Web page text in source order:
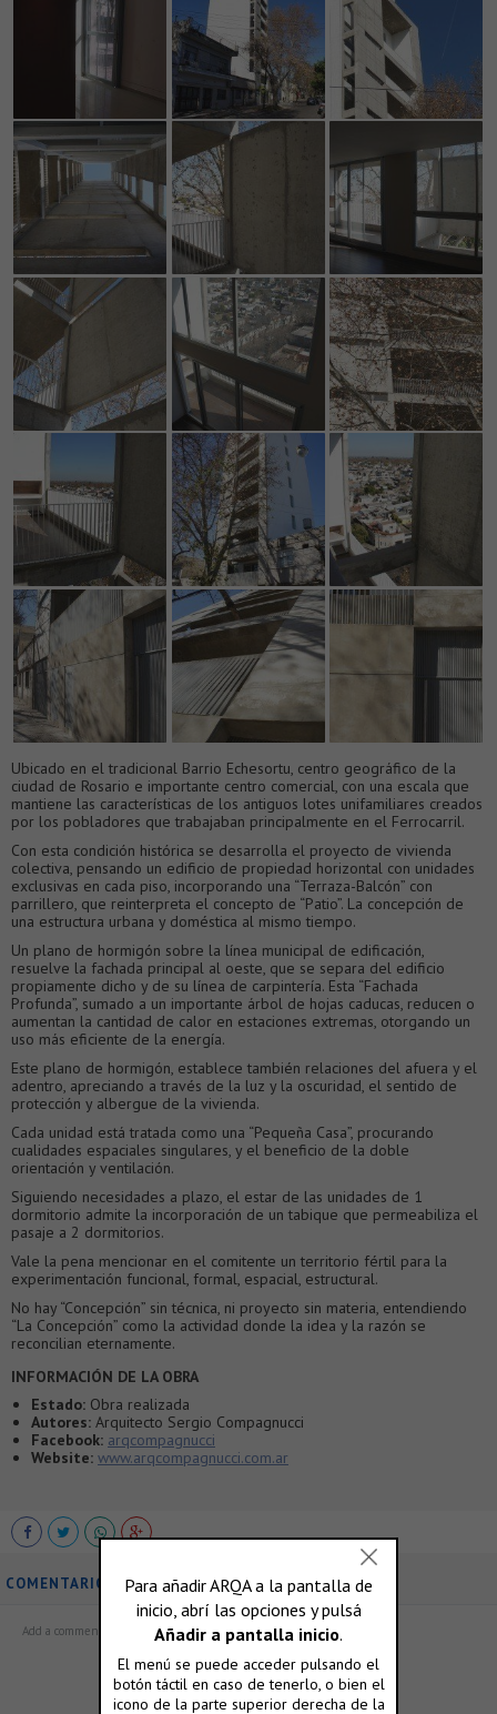
Ubicado en el tradicional Barrio Echesortu, centro geográfico de la
ciudad de Rosario e importante centro comercial, con una escala que
mantiene las características de los antiguos lotes unifamiliares creados
por los pobladores que trabajaban principalmente en el Ferrocarril.
Con esta condición histórica se desarrolla el proyecto de vivienda
colectiva, pensando un edificio de propiedad horizontal con unidades
exclusivas en cada piso, incorporando una “Terraza-Balcón” con
parrillero, que reinterpreta el concepto de “Patio”. La concepción de
una estructura urbana y doméstica al mismo tiempo.
Un plano de hormigón sobre la línea municipal de edificación,
resuelve la fachada principal al oeste, que se separa del edificio
propiamente dicho y de su línea de carpintería. Esta “Fachada
Profunda”, sumado a un importante árbol de hojas caducas, reducen o
aumentan la cantidad de calor en estaciones extremas, otorgando un
uso más eficiente de la energía.
Este plano de hormigón, establece también relaciones del afuera y el
adentro, apreciando a través de la luz y la oscuridad, el sentido de
protección y albergue de la vivienda.
Cada unidad está tratada como una “Pequeña Casa”, procurando
cualidades espaciales singulares, y el beneficio de la doble
orientación y ventilación.
Siguiendo necesidades a plazo, el estar de las unidades de 1
dormitorio admite la incorporación de un tabique que permeabiliza el
pasaje a 2 dormitorios.
Vale la pena mencionar en el comitente un territorio fértil para la
experimentación funcional, formal, espacial, estructural.
No hay “Concepción” sin técnica, ni proyecto sin materia, entendiendo
“La Concepción” como la actividad donde la idea y la razón se
reconcilian eternamente.
INFORMACIÓN DE LA OBRA
Estado: Obra realizada
Autores: Arquitecto Sergio Compagnucci
Facebook: arqcompagnucci
Website: www.arqcompagnucci.com.ar
COMENTARIOS
ó accedé con